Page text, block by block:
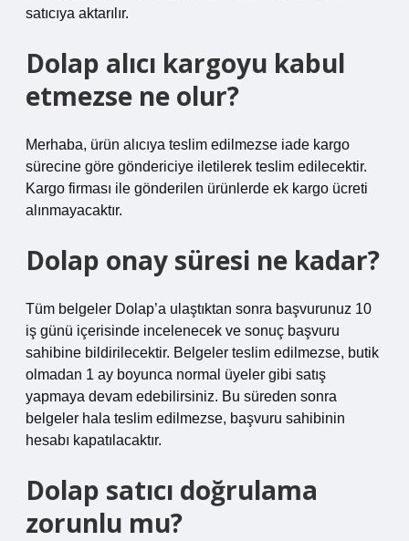
satıcıya aktarılır.
Dolap alıcı kargoyu kabul
etmezse ne olur?
Merhaba, ürün alıcıya teslim edilmezse iade kargo
sürecine göre göndericiye iletilerek teslim edilecektir.
Kargo firması ile gönderilen ürünlerde ek kargo ücreti
alınmayacaktır.
Dolap onay süresi ne kadar?
Tüm belgeler Dolap’a ulaştıktan sonra başvurunuz 10
iş günü içerisinde incelenecek ve sonuç başvuru
sahibine bildirilecektir. Belgeler teslim edilmezse, butik
olmadan 1 ay boyunca normal üyeler gibi satış
yapmaya devam edebilirsiniz. Bu süreden sonra
belgeler hala teslim edilmezse, başvuru sahibinin
hesabı kapatılacaktır.
Dolap satıcı doğrulama
zorunlu mu?